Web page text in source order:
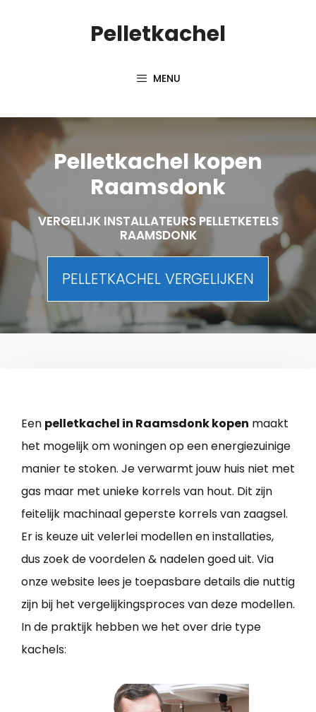
Pelletkachel
MENU
Pelletkachel kopen
Raamsdonk
VERGELIJK INSTALLATEURS PELLETKETELS
RAAMSDONK
PELLETKACHEL VERGELIJKEN
Een pelletkachel in Raamsdonk kopen maakt
het mogelijk om woningen op een energiezuinige
manier te stoken. Je verwarmt jouw huis niet met
gas maar met unieke korrels van hout. Dit zijn
feitelijk machinaal geperste korrels van zaagsel.
Er is keuze uit velerlei modellen en installaties,
dus zoek de voordelen & nadelen goed uit. Via
onze website lees je toepasbare details die nuttig
zijn bij het vergelijkingsproces van deze modellen.
In de praktijk hebben we het over drie type
kachels: